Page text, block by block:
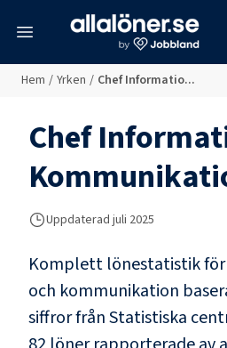
Hem / Yrken / Chef Informatio...
Chef
Uppdaterad juli 2025
Komplett lönestatistik för
och kommunikation
siffror från Statistiska